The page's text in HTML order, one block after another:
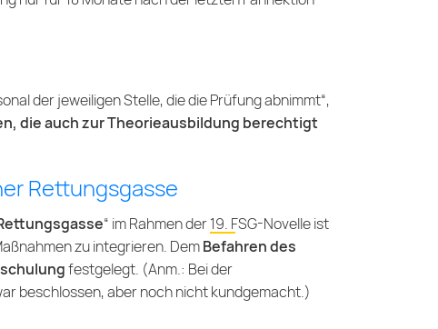
der jeweiligen Stelle, die die Prüfung abnimmt“,
die auch zur Theorieausbildung berechtigt
Rettungsgasse
“ im Rahmen der19. FSG-Novelleist
zu integrieren. DemBefahren des
festgelegt. (Anm.: Bei der
beschlossen, aber noch nicht kundgemacht.)